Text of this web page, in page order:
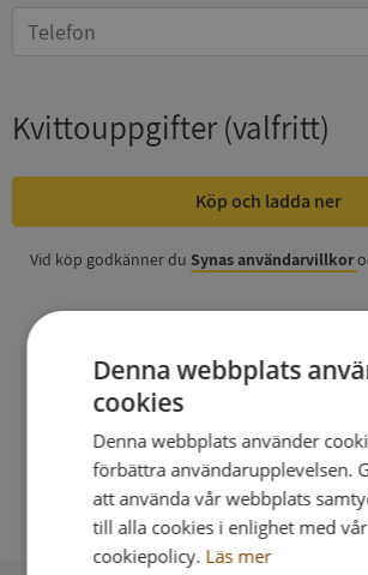
Kvittouppgifter(valfritt)
Köp och ladda ner
Vid köp godkänner du Synas användarvillkor
Denna webbplats
cookies
Denna webbplats använder
förbättra användarupplevelsen.
att använda vår webbplats
till alla cookies i enlighet med vår
cookiepolicy. Läs mer